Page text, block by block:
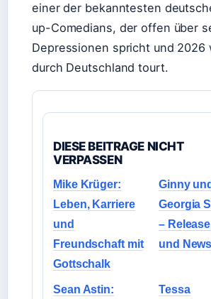
einer der bekanntesten
up-Comedians, der offen über
Depressionen spricht und 2026
durch Deutschland tourt.
DIESE BEITRAGE NICHT
VERPASSEN
Mike Krüger:
Leben, Karriere
und
Freundschaft mit
Gottschalk
Ginny und
Georgia
–
und News
Sean Astin:
Tessa